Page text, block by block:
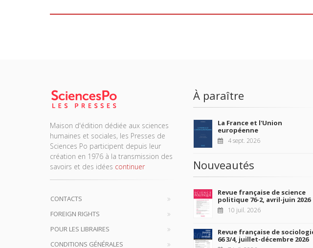
Maison d'édition dédiée aux sciences
humaines et sociales, les Presses de
Sciences Po participent depuis leur
création en 1976 à la transmission des
savoirs et des idées continuer
CONTACTS
FOREIGN RIGHTS
POUR LES LIBRAIRES
CONDITIONS GÉNÉRALES
À paraître
La France et l'Union
européenne
4 sept. 2026
Nouveautés
Revue française de science
politique 76-2, avril-juin 2026
10 juil. 2026
Revue française de
66 3/4, juillet-décembre 2026